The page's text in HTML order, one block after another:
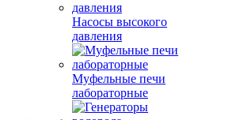
Насосы высокого
давления
Муфельные печи
лабораторные